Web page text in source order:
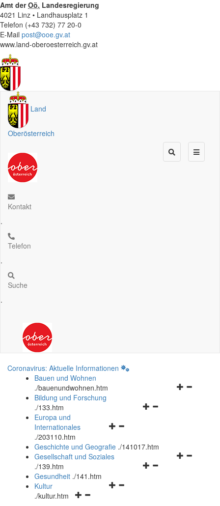
Amt derOö. Landesregierung
4021 Linz • Landhausplatz 1
Telefon (+43 732) 77 20-0
E-Mail post@ooe.gv.at
www.land-oberoesterreich.gv.at
Land
Oberösterreich
Kontakt
.
Telefon
.
Suche
.
Coronavirus: Aktuelle Informationen
Bauen und Wohnen
./bauenundwohnen.htm
Navigationsmenü
Bildung und Forschung
./133.htm
Navigationsmenü
und
schließen
Europa und
Internationales
./203110.htm
Geschichte und Geografie ./141017.htm
Navigationsmenü
Gesellschaft und Soziales
./139.htm
Navigationsmenü
Gesundheit ./141.htm
Navigationsmenü
Kultur
./kultur.htm